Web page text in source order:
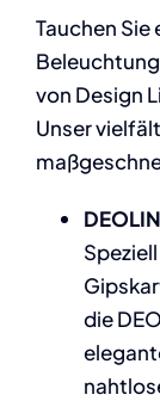
Tauchen
von Design
Unser
die